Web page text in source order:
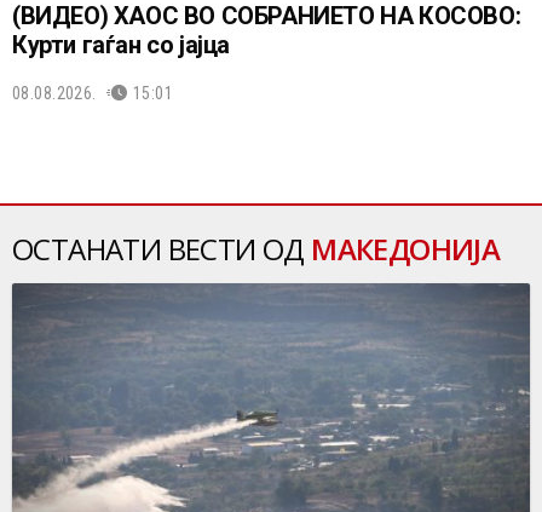
(ВИДЕО) ХАОС ВО СОБРАНИЕТО НА КОСОВО:
Курти гаѓан со јајца
08.08.2026. 15:01
ОСТАНАТИ ВЕСТИ ОД МАКЕДОНИЈА